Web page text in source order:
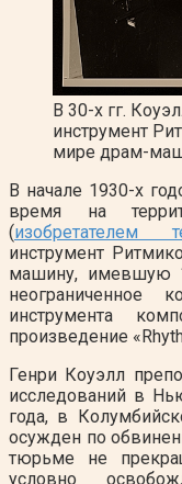
В 30-х гг.
инструмент
мире драм-
В начале 1930-х
время на
(изобретателем
инструмент
машину, имевшую
неограниченное
инструмента
произведение
Генри Коуэлл
исследований в
года, в
осужден по
тюрьме не
условно